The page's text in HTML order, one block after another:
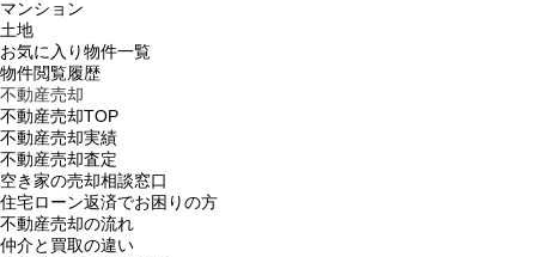
マンション
土地
お気に入り物件一覧
物件閲覧履歴
不動産売却
不動産売却TOP
不動産売却実績
不動産売却査定
空き家の売却相談窓口
住宅ローン返済でお困りの方
不動産売却の流れ
仲介と買取の違い